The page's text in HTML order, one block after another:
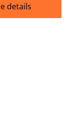
details